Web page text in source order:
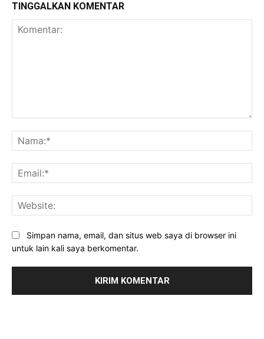
TINGGALKAN KOMENTAR
Simpan nama, email, dan situs web saya di browser ini
untuk lain kali saya berkomentar.